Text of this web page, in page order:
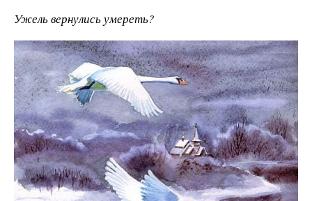
Ужель вернулись умереть?